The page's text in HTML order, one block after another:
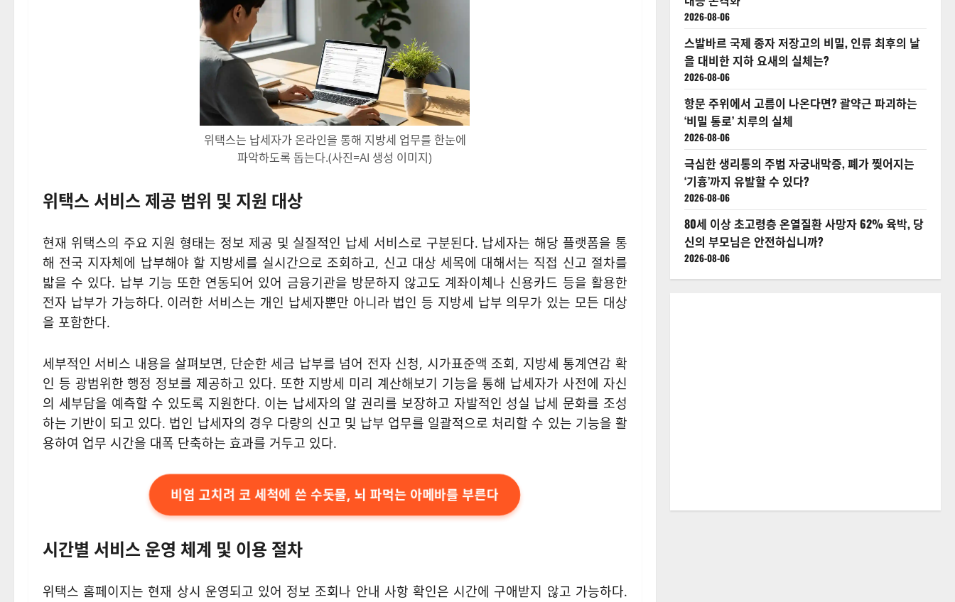
위택스는 납세자가 온라인을 통해 지방세 업무를 한눈에
파악하도록 돕는다.(사진=AI 생성 이미지)
위택스 서비스 제공 범위 및 지원 대상
현재 위택스의 주요 지원 형태는 정보 제공 및 실질적인 납세 서비스로 구분된다. 납세자는 해당 플랫폼을 통
해 전국 지자체에 납부해야 할 지방세를 실시간으로 조회하고, 신고 대상 세목에 대해서는 직접 신고 절차를
밟을 수 있다. 납부 기능 또한 연동되어 있어 금융기관을 방문하지 않고도 계좌이체나 신용카드 등을 활용한
전자 납부가 가능하다. 이러한 서비스는 개인 납세자뿐만 아니라 법인 등 지방세 납부 의무가 있는 모든 대상
을 포함한다.
세부적인 서비스 내용을 살펴보면, 단순한 세금 납부를 넘어 전자 신청, 시가표준액 조회, 지방세 통계연감 확
인 등 광범위한 행정 정보를 제공하고 있다. 또한 지방세 미리 계산해보기 기능을 통해 납세자가 사전에 자신
의 세부담을 예측할 수 있도록 지원한다. 이는 납세자의 알 권리를 보장하고 자발적인 성실 납세 문화를 조성
하는 기반이 되고 있다. 법인 납세자의 경우 다량의 신고 및 납부 업무를 일괄적으로 처리할 수 있는 기능을 활
용하여 업무 시간을 대폭 단축하는 효과를 거두고 있다.
비염 고치려 코 세척에 쓴 수돗물, 뇌 파먹는 아메바를 부른다
시간별 서비스 운영 체계 및 이용 절차
위택스 홈페이지는 현재 상시 운영되고 있어 정보 조회나 안내 사항 확인은 시간에 구애받지 않고 가능하다.
2026-08-06
스발바르 국제 종자 저장고의 비밀, 인류 최후의 날
을 대비한 지하 요새의 실체는?
2026-08-06
항문 주위에서 고름이 나온다면? 괄약근 파괴하는
‘비밀 통로’ 치루의 실체
2026-08-06
극심한 생리통의 주범 자궁내막증, 폐가 찢어지는
‘기흉’까지 유발할 수 있다?
2026-08-06
80세 이상 초고령층 온열질환 사망자 62% 육박, 당
신의 부모님은 안전하십니까?
2026-08-06